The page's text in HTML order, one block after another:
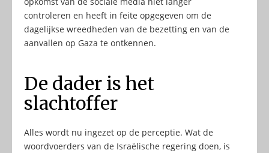
controleren en heeft in feite opgegeven om de
dagelijkse wreedheden van de bezetting en van de
aanvallen op Gaza te ontkennen.
De dader is het
slachtoffer
Alles wordt nu ingezet op de perceptie. Wat de
woordvoerders van de Israëlische regering doen, is